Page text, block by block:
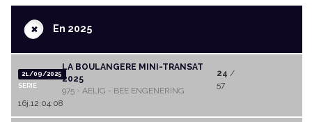
+En 2025
21/09/2025
SERIE
LA BOULANGERE MINI-TRANSAT
2025
975 - AELIG - BEE ENGENERING
24 /
57
16j.12:04:08